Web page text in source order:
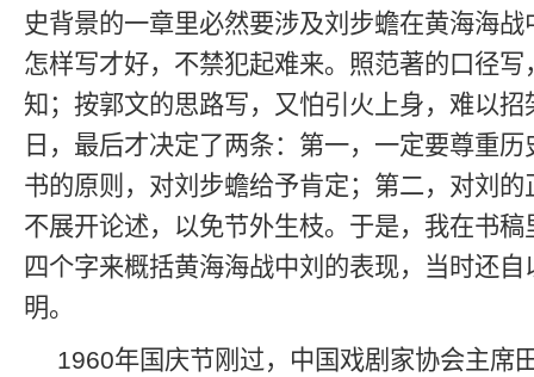
史背景的一章里必然要涉及刘步蟾在黄海海
怎样写才好，不禁犯起难来。照范著的口径
知；按郭文的思路写，又怕引火上身，难以
日，最后才决定了两条：第一，一定要尊重
书的原则，对刘步蟾给予肯定；第二，对刘
不展开论述，以免节外生枝。于是，我在书稿
四个字来概括黄海海战中刘的表现，当时还
明。
1960年国庆节刚过，中国戏剧家协会主席